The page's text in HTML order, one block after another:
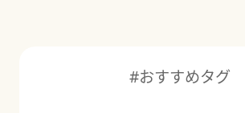
#おすすめタグ